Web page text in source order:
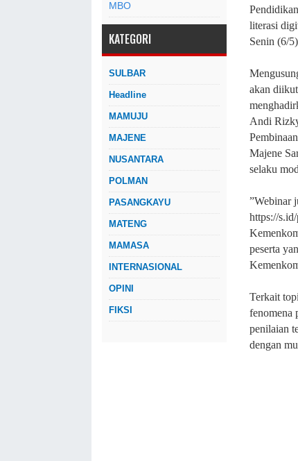
MBO
KATEGORI
SULBAR
Headline
MAMUJU
MAJENE
NUSANTARA
POLMAN
PASANGKAYU
MATENG
MAMASA
INTERNASIONAL
OPINI
FIKSI
literasi
Senin (6/
akan
Andi
Majene
selaku
”Webinar
https://
peserta
Terkait
fenomena
penilaian
dengan